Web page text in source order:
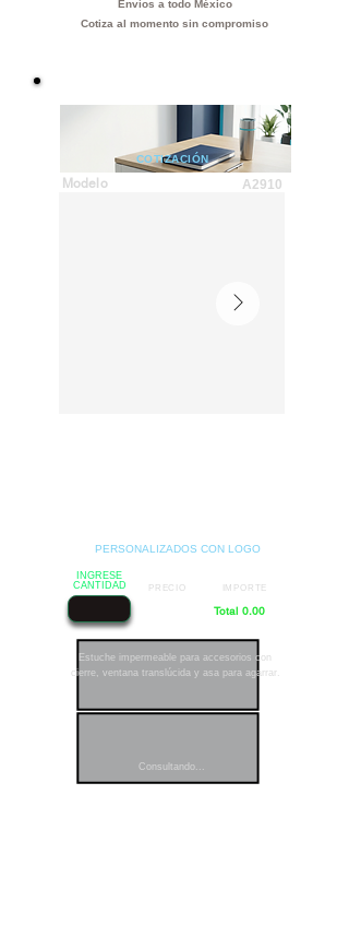
Envíos a todo México
Cotiza al momento sin compromiso
COTIZACIÓN
Modelo A2910
PERSONALIZADOS CON LOGO
INGRESE
CANTIDAD
Total 0.00
IMPORTE
PRECIO
Estuche impermeable para accesorios con
cierre, ventana translúcida y asa para agarrar.
Consultando...